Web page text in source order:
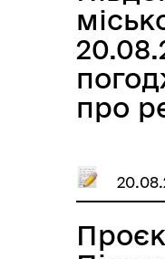
рік»»
ради
у
про